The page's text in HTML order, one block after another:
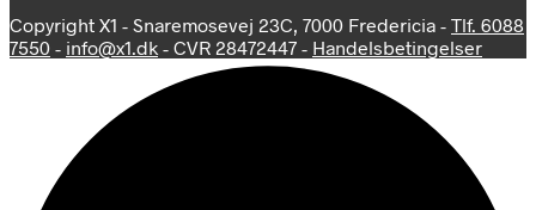
Copyright X1 - Snaremosevej 23C, 7000 Fredericia - Tlf. 6088
7550 - info@x1.dk - CVR 28472447 - Handelsbetingelser